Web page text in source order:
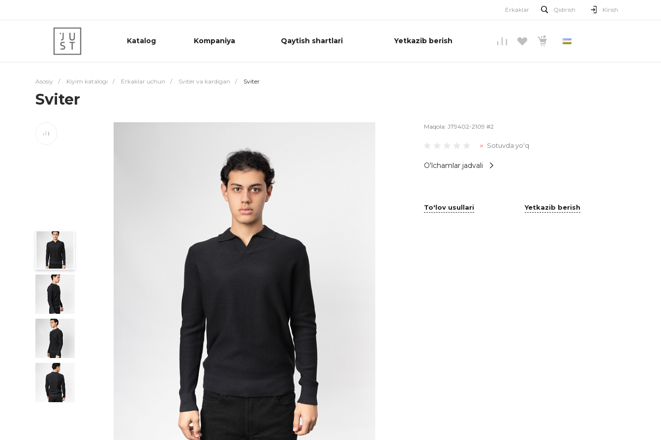
Erkaklar Qidirish Kirish
Katalog Kompaniya Qaytish shartlari Yetkazib berish
Asosiy / Kiyim katalogi / Erkaklar uchun / Sviter va kardigan / Sviter
Sviter
Maqola: JT9402-2109 #2
Sotuvda yo'q
O'lchamlar jadvali
To'lov usullari Yetkazib berish